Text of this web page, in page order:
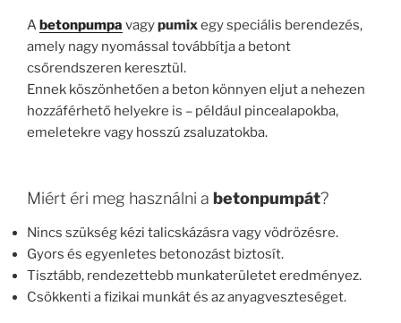
Abetonpumpa vagypumixegy speciális berendezés,
amely nagy nyomással továbbítja a betont
csőrendszeren keresztül.
Ennek köszönhetően a beton könnyen eljut a nehezen
hozzáférhető helyekre is – például pincealapokba,
emeletekre vagy hosszú zsaluzatokba.
Miért éri meg használni a betonpumpát?
Nincs szükség kézi talicskázásra vagy vödrözésre.
Gyors és egyenletes betonozást biztosít.
Tisztább, rendezettebb munkaterületet eredményez.
Csökkenti a fizikai munkát és az anyagveszteséget.